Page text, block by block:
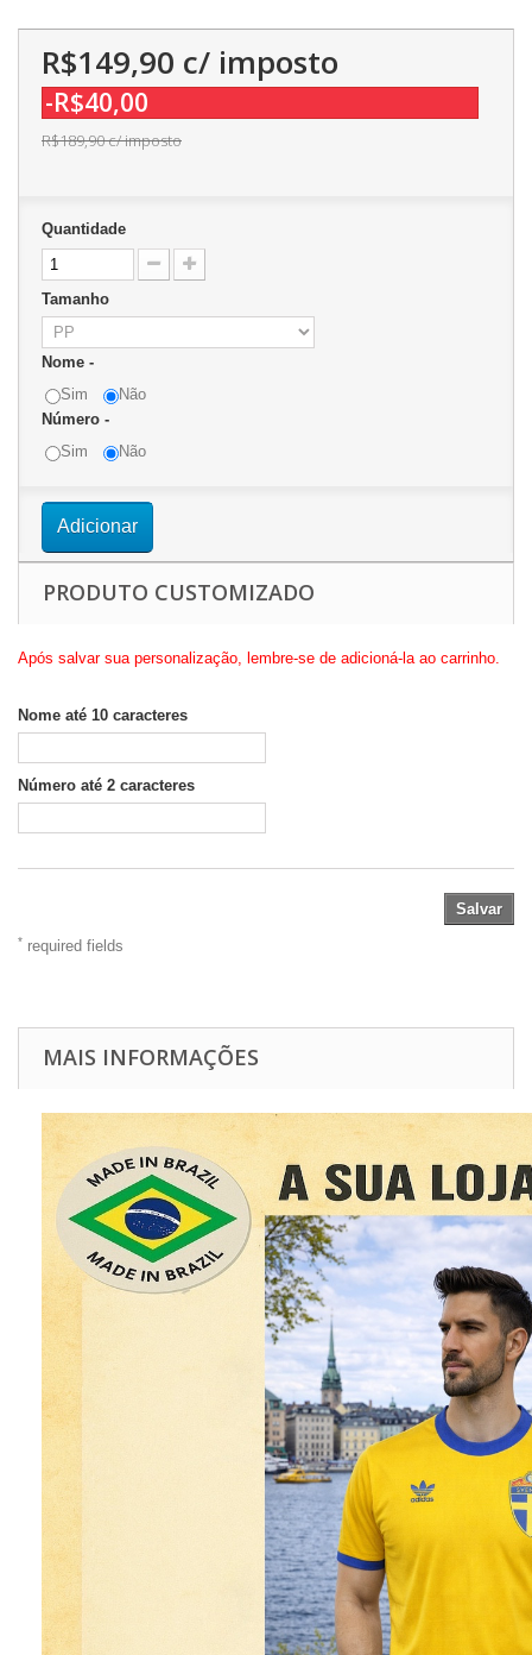
R$149,90 c/ imposto
-R$40,00
R$189,90c/ imposto
Quantidade
Tamanho
Nome -
Sim
Não
Número -
Sim
Não
Adicionar
PRODUTO CUSTOMIZADO
Após salvar sua personalização, lembre-se de adicioná-la ao carrinho.
Nome até 10 caracteres
Número até 2 caracteres
Salvar
* required fields
MAIS INFORMAÇÕES